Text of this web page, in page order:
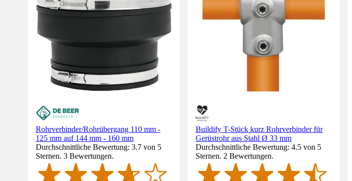
Rohrverbinder/Rohrübergang 110 mm -
125 mm auf 144 mm - 160 mm
Durchschnittliche Bewertung: 3.7 von 5
Sternen. 3 Bewertungen.
Buildify T-Stück kurz Rohrverbinder für
Gerüstrohr aus Stahl Ø 33 mm
Durchschnittliche Bewertung: 4.5 von 5
Sternen. 2 Bewertungen.